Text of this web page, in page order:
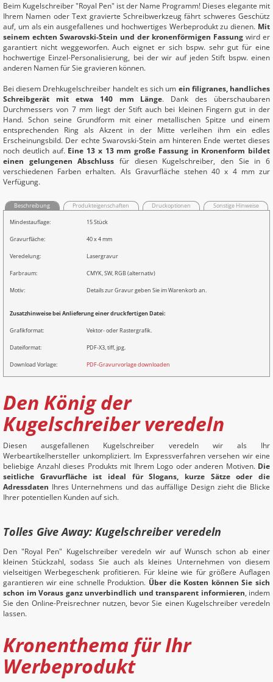
Beim Kugelschreiber "Royal Pen" ist der Name Programm! Dieses elegante mit
Ihrem Namen oder Text gravierte Schreibwerkzeug fährt schweres Geschütz
auf, um als ein ausgefallenes und hochwertiges Werbeprodukt zu dienen. Mit
seinem echten Swarovski-Stein und der kronenförmigen Fassung wird er
garantiert nicht weggeworfen. Auch eignet er sich bspw. sehr gut für eine
hochwertige Einzel-Personalisierung, bei der wir auf jeden Stift bspw. einen
anderen Namen für Sie gravieren können.
Bei diesem Drehkugelschreiber handelt es sich um ein filigranes, handliches
Schreibgerät mit etwa 140 mm Länge. Dank des überschaubaren
Durchmessers von 7 mm liegt der Stift auch bei kleinen Fingern gut in der
Hand. Schon seine Grundform mit einer metallischen Spitze und einem
entsprechenden Ring als Akzent in der Mitte verleihen ihm ein edles
Erscheinungsbild. Der echte Swarovski-Stein am hinteren Ende wertet dieses
noch deutlich auf. Eine 13 x 13 mm große Fassung in Kronenform bildet
einen gelungenen Abschluss für diesen Kugelschreiber, den Sie in 6
verschiedenen Farben erhalten. Als Gravurfläche stehen 40 x 4 mm zur
Verfügung.
Beschreibung Produkteigenschaften Druckoptionen Sonstige Hinweise
Mindestauflage: 15 Stück
Gravurfläche: 40 x 4 mm
Veredelung: Lasergravur
Farbraum: CMYK, SW, RGB (alternativ)
Motiv: Details zur Gravur geben Sie im Warenkorb an.
Zusatzhinweise bei Anlieferung einer druckfertigen Datei:
Grafikformat: Vektor- oder Rastergrafik.
Dateiformat: PDF-X3, tiff, jpg.
Download Vorlage: PDF-Gravurvorlage downloaden
Den König der
Kugelschreiber veredeln
Diesen ausgefallenen Kugelschreiber veredeln wir als Ihr
Werbeartikelhersteller unkompliziert. Im Expressverfahren versehen wir eine
beliebige Anzahl dieses Produkts mit Ihrem Logo oder anderen Motiven. Die
seitliche Gravurfläche ist ideal für Slogans, kurze Sätze oder die
Adressdaten Ihres Unternehmens und das auffällige Design zieht die Blicke
Ihrer potentiellen Kunden auf sich.
Tolles Give Away: Kugelschreiber veredeln
Den "Royal Pen" Kugelschreiber veredeln wir auf Wunsch schon ab einer
kleinen Stückzahl, sodass Sie auch als kleines Unternehmen von diesem
vielseitigen Werbegeschenk profitieren. Für kleine wie für größere Auflagen
garantieren wir eine schnelle Produktion. Über die Kosten können Sie sich
schon im Voraus ganz unverbindlich und transparent informieren, indem
Sie den Online-Preisrechner nutzen, bevor Sie einen Kugelschreiber veredeln
lassen.
Kronenthema für Ihr
Werbeprodukt